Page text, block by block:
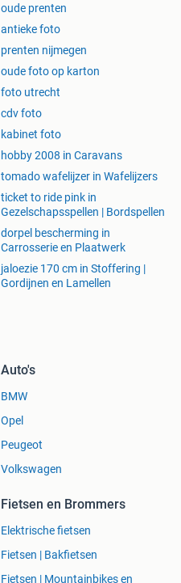
oude prenten
antieke foto
prenten nijmegen
oude foto op karton
foto utrecht
cdv foto
kabinet foto
hobby 2008 in Caravans
tomado wafelijzer in Wafelijzers
ticket to ride pink in
Gezelschapsspellen | Bordspellen
dorpel bescherming in
Carrosserie en Plaatwerk
jaloezie 170 cm in Stoffering |
Gordijnen en Lamellen
Auto's
BMW
Opel
Peugeot
Volkswagen
Fietsen en Brommers
Elektrische fietsen
Fietsen | Bakfietsen
Fietsen | Mountainbikes en